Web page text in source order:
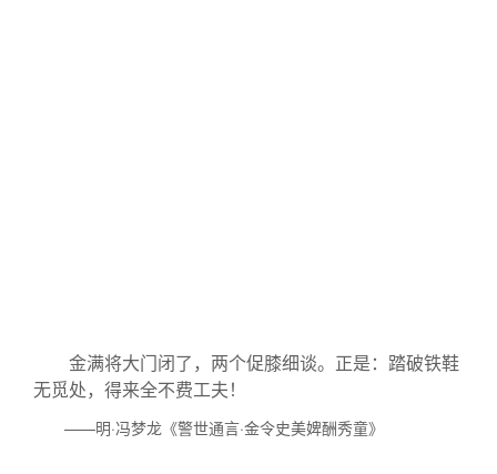
金满将大门闭了，两个促膝细谈。正是：踏破铁鞋
无觅处，得来全不费工夫！
——明·冯梦龙《警世通言·金令史美婢酬秀童》